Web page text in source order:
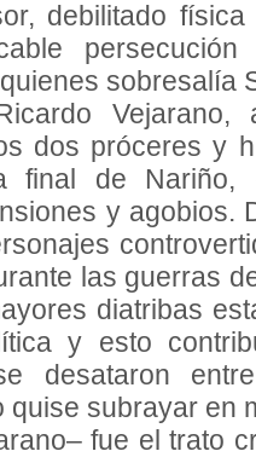
debilitado
sobresalía
Vejarano,
dos próceres y
final de Nariño,
y agobios.
las guerras
diatribas
y esto
desataron
quise subrayar en
fue el trato